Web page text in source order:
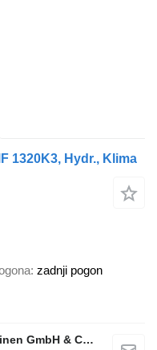
1320K3, Hydr., Klima
zadnji pogon
alga Nutzfahrzeug- und Baumaschinen GmbH & Co. KG